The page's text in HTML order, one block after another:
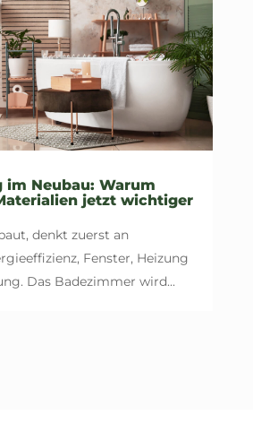
im Neubau: Warum
jetzt wichtiger
denkt zuerst an
Fenster, Heizung
Das Badezimmer wird...